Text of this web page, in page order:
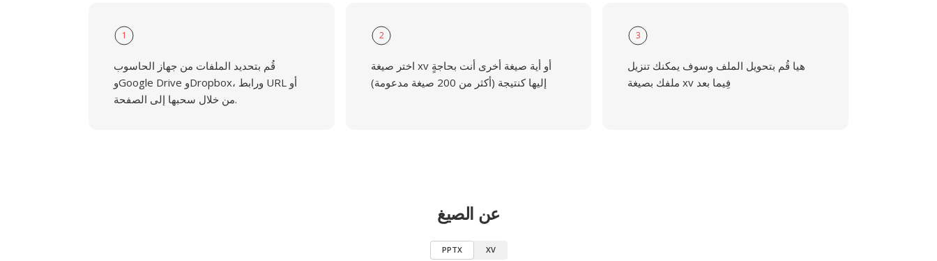
1
قُم بتحديد الملفات من جهاز الحاسوب
وGoogle Drive وDropbox، ورابط URL أو
من خلال سحبها إلى الصفحة.
2
اختر صيغة xv أو أية صيغة أخرى أنت بحاجةٍ
إليها كنتيجة (أكثر من 200 صيغة مدعومة)
3
هيا قُم بتحويل الملف وسوف يمكنك تنزيل
ملفك بصيغة xv فِيما بعد
عن الصيغ
PPTX XV